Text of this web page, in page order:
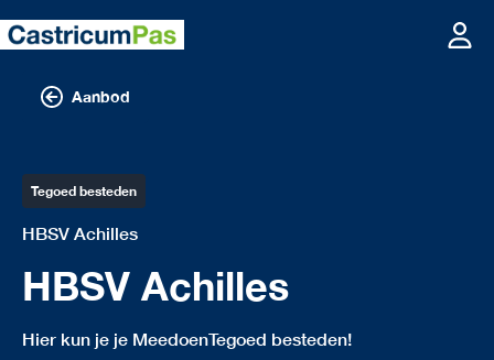
Aanbod
Tegoed besteden
HBSV Achilles
HBSV Achilles
Hier kun je je MeedoenTegoed besteden!